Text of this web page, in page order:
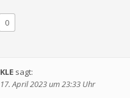
0
KLE sagt:
17. April 2023 um 23:33 Uhr